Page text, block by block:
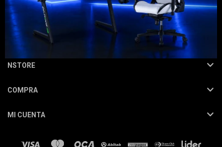
¡Suscribite y recibí todas nuestras novedades!
SUSCRIBIRME
NSTORE
COMPRA
MI CUENTA
Movilidad